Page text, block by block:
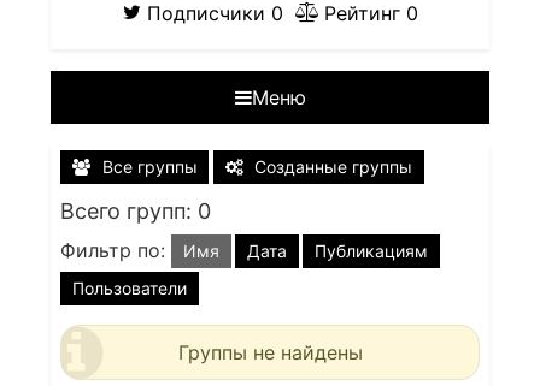
Подписчики 0 Рейтинг 0
Меню
Все группы Созданные группы
Всего групп: 0
Фильтр по: Имя Дата
Публикациям
Пользователи
Группы не найдены